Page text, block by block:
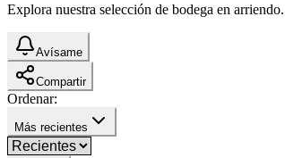
Explora nuestra selección de bodega en arriendo.
Avísame
Compartir
Ordenar:
Más recientes